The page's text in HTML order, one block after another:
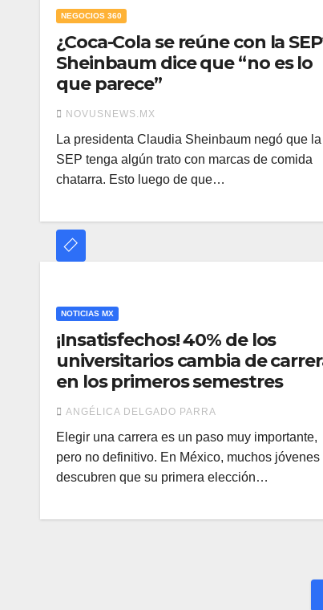
NEGOCIOS 360
¿Coca-Cola se reúne con la
Sheinbaum dice que “no es lo
que parece”
NOVUSNEWS.MX
La presidenta Claudia Sheinbaum negó que la
SEP tenga algún trato con marcas de comida
chatarra. Esto luego de que…
NOTICIAS MX
¡Insatisfechos! 40% de los
universitarios cambia de
en los primeros semestres
ANGÉLICA DELGADO PARRA
Elegir una carrera es un paso muy importante,
pero no definitivo. En México, muchos jóvenes
descubren que su primera elección…